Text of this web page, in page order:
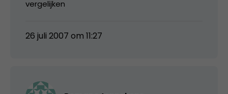
vergelijken
26 juli 2007 om 11:27